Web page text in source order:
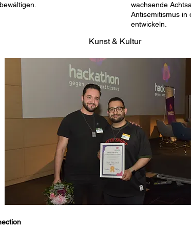
wachsende
Antisemitismus in
entwickeln.
Kunst & Kultur